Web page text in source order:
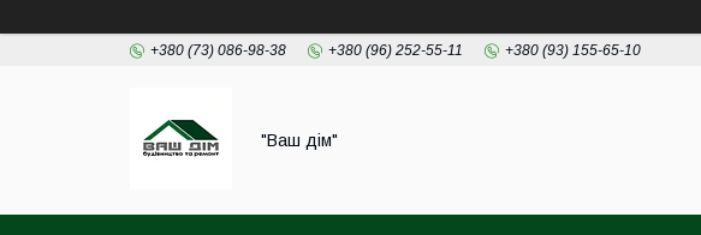
+380 (73) 086-98-38 +380 (96) 252-55-11 +380 (93) 155-65-10
"Ваш дім"